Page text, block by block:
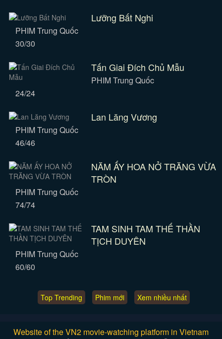
Lưỡng Bất Nghi
PHIM Trung Quốc
30/30
Tấn Giai Đích Chủ Mẫu
PHIM Trung Quốc
24/24
Lan Lăng Vương
PHIM Trung Quốc
46/46
NĂM ẤY HOA NỞ TRĂNG VỪA
TRÒN
PHIM Trung Quốc
74/74
TAM SINH TAM THẾ THẦN
TỊCH DUYÊN
PHIM Trung Quốc
60/60
Top Trending Phim mới Xem nhiều nhất
Website of the VN2 movie-watching platform in Vietnam